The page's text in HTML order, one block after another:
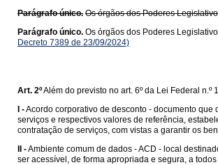
Parágrafo único. Os órgãos dos Poderes
Parágrafo único. Os órgãos dos Poderes
Decreto 7389 de 23/09/2024)
Art. 2ºAlém do previsto no art. 6º da Lei Federal
I -Acordo corporativo de desconto - documento que
serviços e respectivos valores de referência,
contratação de serviços, com vistas a garantir os
II -Ambiente comum de dados - ACD - local
ser acessível, de forma apropriada e segura, a